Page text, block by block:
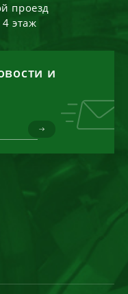
проезд
этаж
и